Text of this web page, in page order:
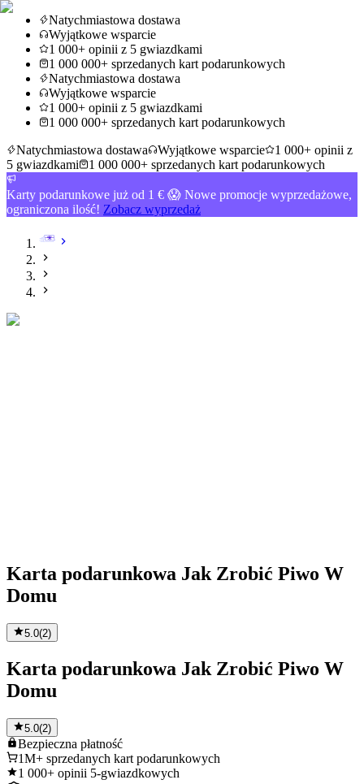
Natychmiastowa dostawa
Wyjątkowe wsparcie
1 000+ opinii z 5 gwiazdkami
1 000 000+ sprzedanych kart podarunkowych
Natychmiastowa dostawa
Wyjątkowe wsparcie
1 000+ opinii z 5 gwiazdkami
1 000 000+ sprzedanych kart podarunkowych
Natychmiastowa dostawa
Wyjątkowe wsparcie
1 000+ opinii z
5 gwiazdkami
1 000 000+ sprzedanych kart podarunkowych
Karty podarunkowe już od 1 € 😱 Nowe promocje wyprzedażowe,
ograniczona ilość! Zobacz wyprzedaż
Karta podarunkowa Jak Zrobić Piwo W
Domu
5.0(2)
Karta podarunkowa Jak Zrobić Piwo W
Domu
5.0(2)
Bezpieczna płatność
1M+ sprzedanych kart podarunkowych
1 000+ opinii 5-gwiazdkowych